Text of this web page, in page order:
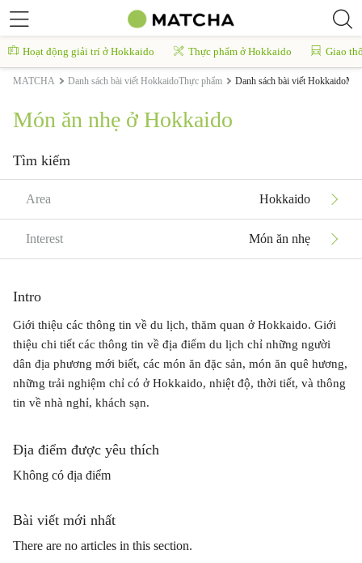
Hoạt động giải trí ở Hokkaido Thực phẩm ở Hokkaido Giao
MATCHA Danh sách bài viết HokkaidoThực phẩm Danh sách bài viết
Món ăn nhẹ ở Hokkaido
Tìm kiếm
Area Hokkaido
Interest Món ăn nhẹ
Intro
Giới thiệu các thông tin về du lịch, thăm quan ở Hokkaido. Giới
thiệu chi tiết các thông tin về địa điểm du lịch chỉ những người
dân địa phương mới biết, các món ăn đặc sản, món ăn quê hương,
những trải nghiệm chỉ có ở Hokkaido, nhiệt độ, thời tiết, và thông
tin về nhà nghỉ, khách sạn.
Địa điểm được yêu thích
Không có địa điểm
Bài viết mới nhất
There are no articles in this section.